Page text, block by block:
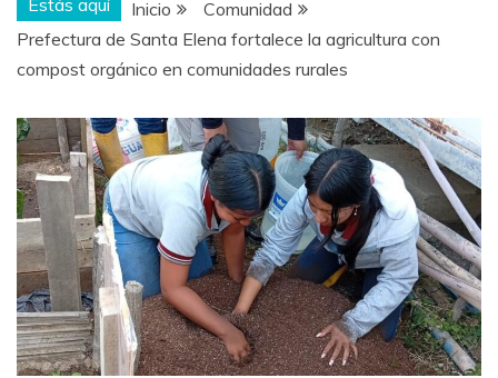
Inicio
Comunidad
Prefectura de Santa Elena fortalece la agricultura con
compost orgánico en comunidades rurales